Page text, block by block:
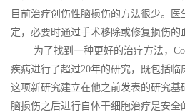
目前治疗创伤性脑损伤的方法很少。
定，必要时通过手术移除或修复损伤的
为了找到一种更好的治疗方法，
疾病进行了超过20年的研究，既包括临
这项新研究建立在他之前发表的研究基
脑损伤之后进行自体干细胞治疗是安全